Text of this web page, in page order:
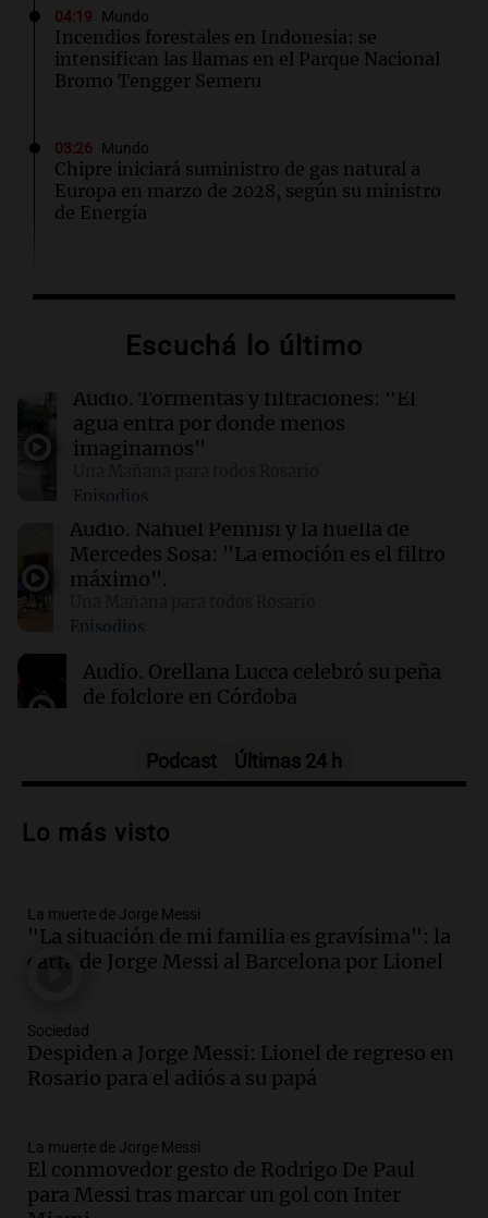
04:19 Mundo
Incendios forestales en Indonesia: se
intensifican las llamas en el Parque Nacional
Bromo Tengger Semeru
03:26 Mundo
Chipre iniciará suministro de gas natural a
Europa en marzo de 2028, según su ministro
de Energía
Más de 1.300 vuelos cancelados en Shanghái
02:03 Tecnología
Airbnb acelera el lanzamiento de funciones
gracias a la inteligencia artificial en su
búsqueda
01:49 Mundo
El Pentágono solicita a la industria de defensa
un aumento en la producción de armas
01:31 Ciencia
Reducir alimentos dulces no disminuye
antojos ni mejora la salud, según estudio
Escuchá lo último
Audio. Tormentas y filtraciones: "El
agua entra por donde menos
imaginamos"
Episodios
Audio. Nahuel Pennisi y la huella de
Mercedes Sosa: "La emoción es el filtro
máximo".
Episodios
Audio. Orellana Lucca celebró su peña
de folclore en Córdoba
Audio.Trágico accidente en Mendoza:
vehículos desde un puente
Audio.Tragedia en Mendoza: un muerto
y cinco heridos tras caer dos autos desde
un puente
Audio.Messi llegará esta noche a
Rosario para acompañar a su familia
Episodios
Audio.Ley de Propiedad Privada: el revés
en el Congreso expuso una debilidad
Podcast Últimas 24 h
Lo más visto
La muerte de Jorge Messi
"La situación de mi familia es gravísima": la
carta de Jorge Messi al Barcelona por Lionel
Sociedad
Despiden a Jorge Messi: Lionel de regreso en
Rosario para el adiós a su papá
La muerte de Jorge Messi
El conmovedor gesto de Rodrigo De Paul
para Messi tras marcar un gol con Inter